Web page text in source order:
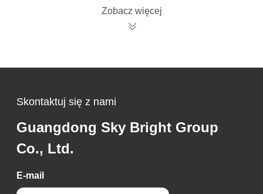
Zobacz więcej
Skontaktuj się z nami
Guangdong Sky Bright Group
Co., Ltd.
E-mail